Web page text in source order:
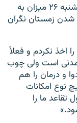
نجیب الله رحمانی یکی از متقاعدین روز پنجشنبه ۲۶ میزان به
شدن زمستان نگران
اخذ نکردم و فعلاً
است ولی چوب
و درمان را هم
نوع امکانات
ما را